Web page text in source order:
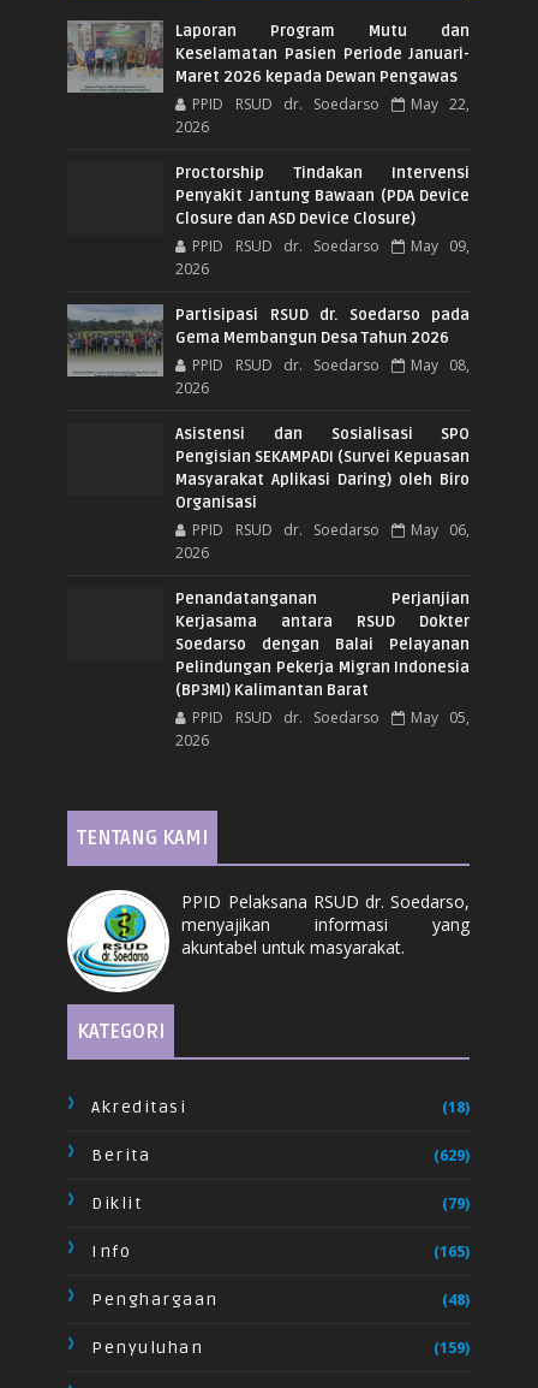
Laporan Program Mutu dan
Keselamatan Pasien Periode Januari-
Maret 2026 kepada Dewan Pengawas
PPID RSUD dr. Soedarso
May 22,
2026
Proctorship Tindakan Intervensi
Penyakit Jantung Bawaan (PDA Device
Closure dan ASD Device Closure)
PPID RSUD dr. Soedarso
May 09,
2026
Partisipasi RSUD dr. Soedarso pada
Gema Membangun Desa Tahun 2026
PPID RSUD dr. Soedarso
May 08,
2026
Asistensi dan Sosialisasi SPO
Pengisian SEKAMPADI (Survei Kepuasan
Masyarakat Aplikasi Daring) oleh Biro
Organisasi
PPID RSUD dr. Soedarso
May 06,
2026
Penandatanganan Perjanjian
Kerjasama antara RSUD Dokter
Soedarso dengan Balai Pelayanan
Pelindungan Pekerja Migran Indonesia
(BP3MI) Kalimantan Barat
PPID RSUD dr. Soedarso
May 05,
2026
TENTANG KAMI
PPID Pelaksana RSUD dr. Soedarso,
menyajikan informasi yang
akuntabel untuk masyarakat.
KATEGORI
Akreditasi (18)
Berita (629)
Diklit (79)
Info (165)
Penghargaan (48)
Penyuluhan (159)